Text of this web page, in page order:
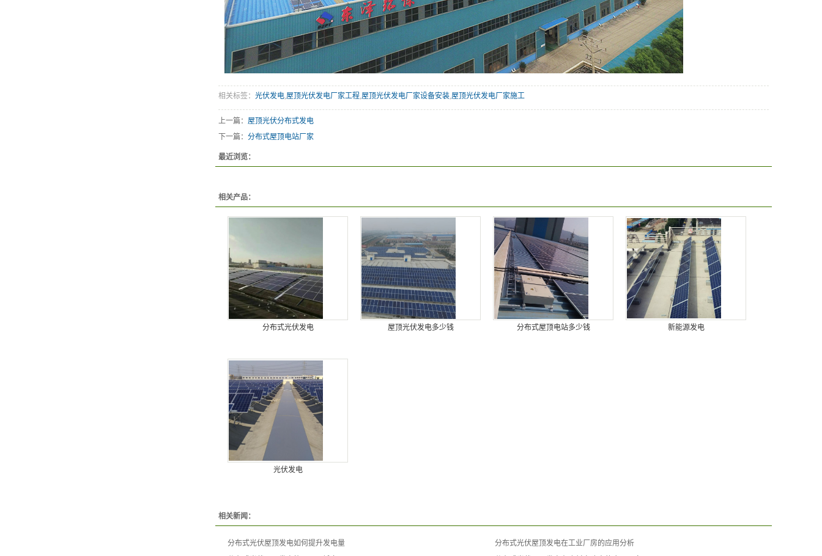
相关标签： 光伏发电 屋顶光伏发电厂家工程 屋顶光伏发电厂家设备安装 屋顶光伏发电厂家施工
上一篇： 屋顶光伏分布式发电
下一篇： 分布式屋顶电站厂家
最近浏览：
相关产品：
分布式光伏发电 屋顶光伏发电多少钱 分布式屋顶电站多少钱 新能源发电
光伏发电
相关新闻：
分布式光伏屋顶发电如何提升发电量
分布式光伏屋顶发电在工业厂房的应用分析